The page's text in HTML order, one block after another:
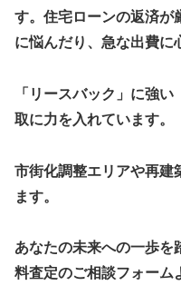
す。住宅ローンの返済が
に悩んだり、急な出費に
「リースバック」に強い
取に力を入れています。
市街化調整エリアや再建
ます。
あなたの未来への一歩を
料査定のご相談フォーム